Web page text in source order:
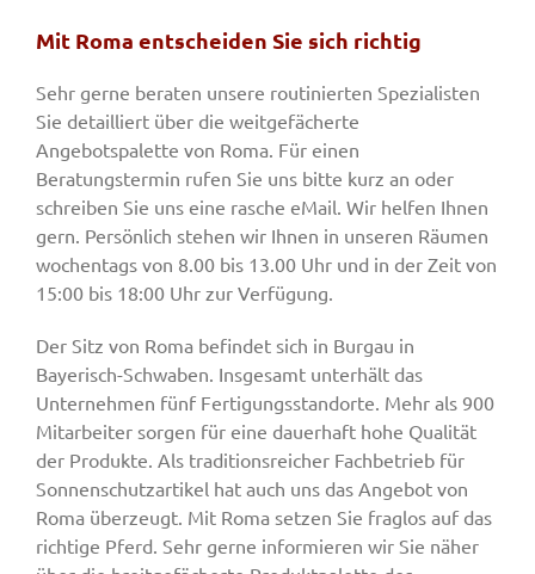
Mit Roma entscheiden Sie sich richtig
Sehr gerne beraten unsere routinierten Spezialisten
Sie detailliert über die weitgefächerte
Angebotspalette von Roma. Für einen
Beratungstermin rufen Sie uns bitte kurz an oder
schreiben Sie uns eine rasche eMail. Wir helfen Ihnen
gern. Persönlich stehen wir Ihnen in unseren Räumen
wochentags von 8.00 bis 13.00 Uhr und in der Zeit von
15:00 bis 18:00 Uhr zur Verfügung.
Der Sitz von Roma befindet sich in Burgau in
Bayerisch-Schwaben. Insgesamt unterhält das
Unternehmen fünf Fertigungsstandorte. Mehr als 900
Mitarbeiter sorgen für eine dauerhaft hohe Qualität
der Produkte. Als traditionsreicher Fachbetrieb für
Sonnenschutzartikel hat auch uns das Angebot von
Roma überzeugt. Mit Roma setzen Sie fraglos auf das
richtige Pferd. Sehr gerne informieren wir Sie näher